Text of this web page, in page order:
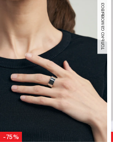
-75%
только самовывоз